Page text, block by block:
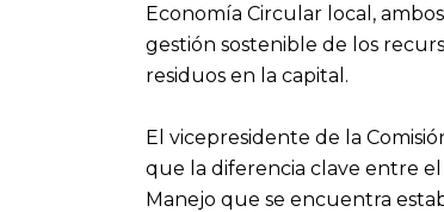
Economía Circular local,
gestión sostenible de los
residuos en la capital.
El vicepresidente de la
que la diferencia clave entre
Manejo que se encuentra